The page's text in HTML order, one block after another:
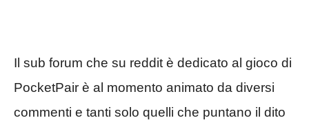
Il sub forum che su reddit è dedicato al gioco di
PocketPair è al momento animato da diversi
commenti e tanti solo quelli che puntano il dito